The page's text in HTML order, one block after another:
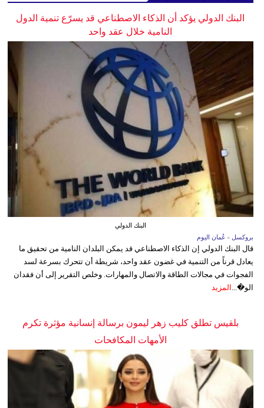
البنك الدولي يؤكد أن الذكاء الاصطناعي قد يسرّع تنمية الدول
النامية خلال عقد واحد
البنك الدولي
بروكسل - عُمان اليوم
قال البنك الدولي إن الذكاء الاصطناعي قد يمكن البلدان النامية من تحقيق ما
يعادل قرناً من التنمية في غضون عقد واحد، شريطة أن تتحرك بسرعة لسد
الفجوات في مجالات الطاقة والاتصال والمهارات. وخلص التقرير إلى أن فقدان
الو�... المزيد
بلقيس تطلق كليب زهر ليمون برسالة إنسانية مؤثرة تكرم
الأمهات المكافحات